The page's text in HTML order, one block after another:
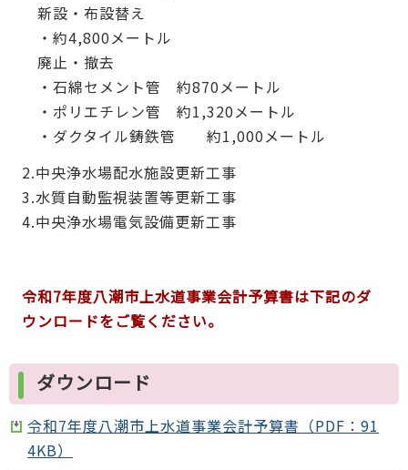
新設・布設替え
・約4,800メートル
廃止・撤去
・石綿セメント管 約870メートル
・ポリエチレン管 約1,320メートル
・ダクタイル鋳鉄管 約1,000メートル
2.中央浄水場配水施設更新工事
3.水質自動監視装置等更新工事
4.中央浄水場電気設備更新工事
令和7年度八潮市上水道事業会計予算書は下記のダ
ウンロードをご覧ください。
ダウンロード
令和7年度八潮市上水道事業会計予算書（PDF：91
4KB）